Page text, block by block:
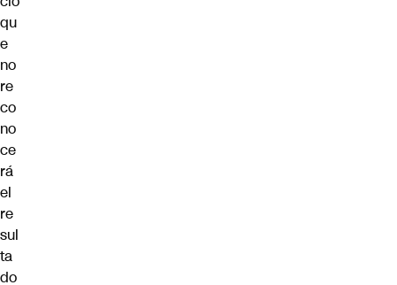
qu
e
no
re
co
no
ce
rá
el
re
sul
ta
do